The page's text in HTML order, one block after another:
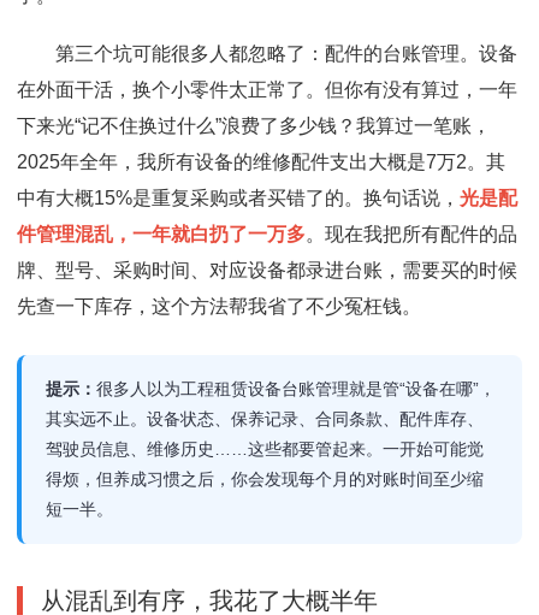
第三个坑可能很多人都忽略了：配件的台账管理。设备
在外面干活，换个小零件太正常了。但你有没有算过，一年
下来光“记不住换过什么”浪费了多少钱？我算过一笔账，
2025年全年，我所有设备的维修配件支出大概是7万2。其
中有大概15%是重复采购或者买错了的。换句话说， 光是配
件管理混乱，一年就白扔了一万多。现在我把所有配件的品
牌、型号、采购时间、对应设备都录进台账，需要买的时候
先查一下库存，这个方法帮我省了不少冤枉钱。
提示： 很多人以为工程租赁设备台账管理就是管“设备在哪”，
其实远不止。设备状态、保养记录、合同条款、配件库存、
驾驶员信息、维修历史……这些都要管起来。一开始可能觉
得烦，但养成习惯之后，你会发现每个月的对账时间至少缩
短一半。
从混乱到有序，我花了大概半年